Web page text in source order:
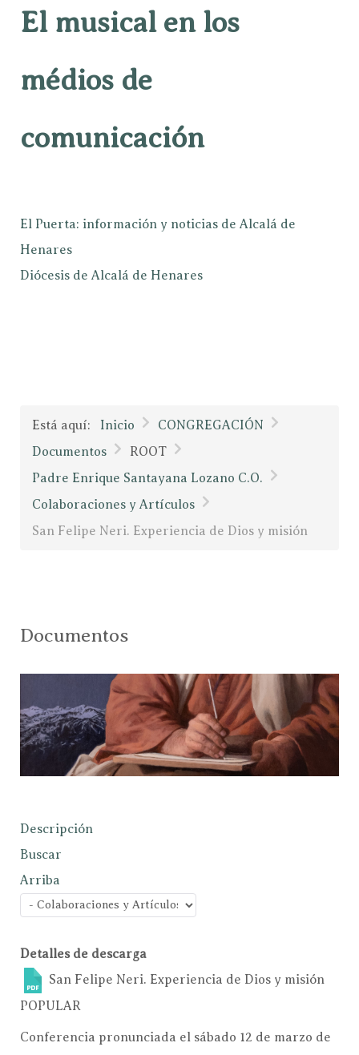
El musical en los
médios de
comunicación
El Puerta: información y noticias de Alcalá de
Henares
Diócesis de Alcalá de Henares
Está aquí: Inicio
CONGREGACIÓN
Documentos
ROOT
Padre Enrique Santayana Lozano C.O.
Colaboraciones y Artículos
San Felipe Neri. Experiencia de Dios y misión
Documentos
Descripción
Buscar
Arriba
Detalles de descarga
San Felipe Neri. Experiencia de Dios y misión
POPULAR
Conferencia pronunciada el sábado 12 de marzo de